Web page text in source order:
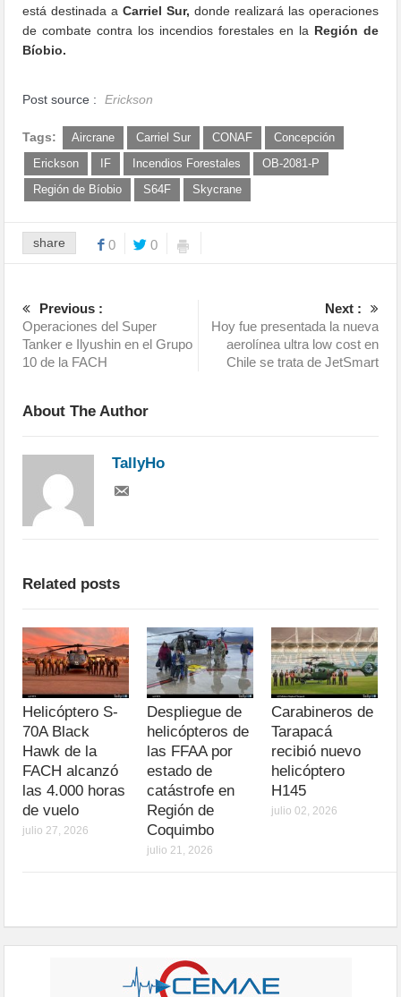
está destinada aCarriel Sur, donde realizará las operaciones
de combate contra los incendios forestales en la Región de
Bíobio.
Post source : Erickson
Tags: Aircrane Carriel Sur CONAF
Concepción
Erickson
IF Incendios Forestales
OB-2081-P
Región de Bíobio
S64F Skycrane
share 0 0
Previous :
Operaciones del Super
Tanker e Ilyushin en el Grupo
10 de la FACH
Next :
Hoy fue presentada la nueva
aerolínea ultra low cost en
Chile se trata de JetSmart
About The Author
TallyHo
Related posts
Helicóptero S-
70A Black
Hawk de la
FACH alcanzó
las 4.000 horas
de vuelo
julio 27, 2026
Despliegue de
helicópteros de
las FFAA por
estado de
catástrofe en
Región de
Coquimbo
julio 21, 2026
Carabineros de
Tarapacá
recibió nuevo
helicóptero
H145
julio 02, 2026